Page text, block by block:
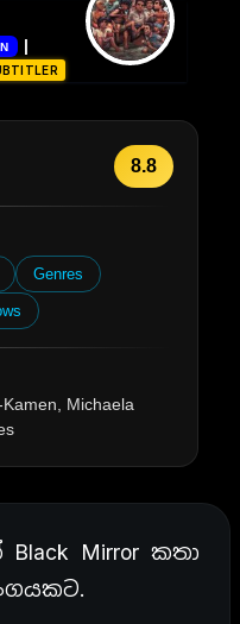
|
8.8
Genres
Michaela
Mirror කතා